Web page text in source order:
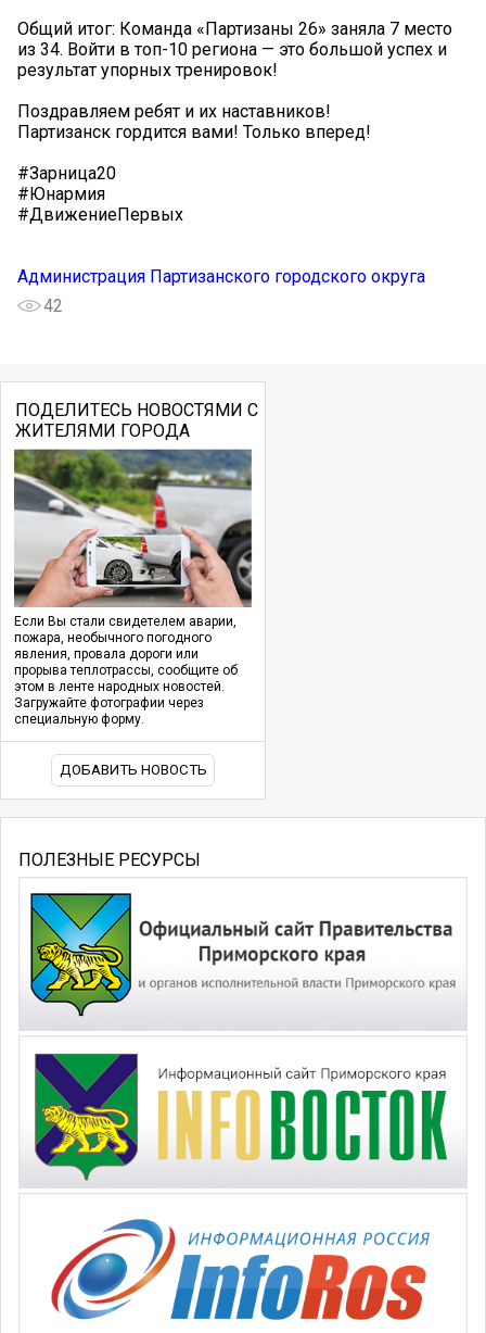
Общий итог: Команда «Партизаны 26» заняла 7 место
из 34. Войти в топ-10 региона — это большой успех и
результат упорных тренировок!
Поздравляем ребят и их наставников!
Партизанск гордится вами! Только вперед!
#Зарница20
#Юнармия
#ДвижениеПервых
Администрация Партизанского городского округа
42
ПОДЕЛИТЕСЬ НОВОСТЯМИ С
ЖИТЕЛЯМИ ГОРОДА
Если Вы стали свидетелем аварии,
пожара, необычного погодного
явления, провала дороги или
прорыва теплотрассы, сообщите об
этом в ленте народных новостей.
Загружайте фотографии через
специальную форму.
ДОБАВИТЬ НОВОСТЬ
ПОЛЕЗНЫЕ РЕСУРСЫ